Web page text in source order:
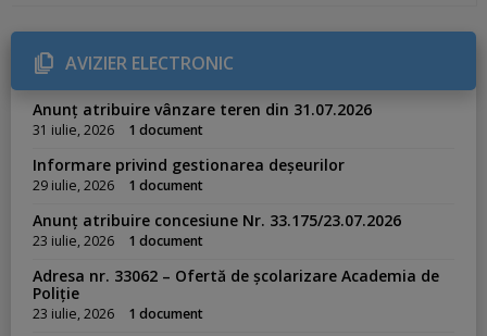
r
i
e
s
AVIZIER ELECTRONIC
Anunț atribuire vânzare teren din 31.07.2026
31 iulie, 2026 1 document
Informare privind gestionarea deșeurilor
29 iulie, 2026 1 document
Anunț atribuire concesiune Nr. 33.175/23.07.2026
23 iulie, 2026 1 document
Adresa nr. 33062 – Ofertă de școlarizare Academia de
Poliție
23 iulie, 2026 1 document